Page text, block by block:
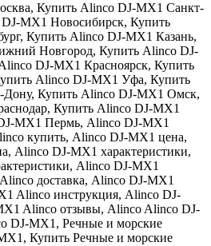
, Купить Alinco DJ-MX1 Санкт-
MX1 Новосибирск, Купить
, Купить Alinco DJ-MX1 Казань,
Новгород, Купить Alinco DJ-
DJ-MX1 Красноярск, Купить
Alinco DJ-MX1 Уфа, Купить
Дону, Купить Alinco DJ-MX1 Омск,
, Купить Alinco DJ-MX1
MX1 Пермь, Alinco DJ-MX1
купить, Alinco DJ-MX1 цена,
, Alinco DJ-MX1 характеристики,
, Alinco DJ-MX1
доставка, Alinco DJ-MX1
Alinco инструкция, Alinco DJ-
Alinco отзывы, Alinco Alinco DJ-
DJ-MX1 , Речные и морские
, Купить Речные и морские